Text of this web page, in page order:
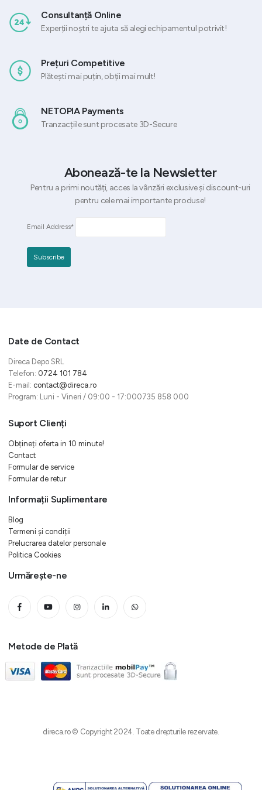
Consultanță Online
Experții noștri te ajuta să alegi echipamentul potrivit!
Prețuri Competitive
Plătești mai puțin, obții mai mult!
NETOPIA Payments
Tranzacțiile sunt procesate 3D-Secure
Abonează-te la Newsletter
Pentru a primi noutăți, acces la vânzări exclusive și discount-uri
pentru cele mai importante produse!
Email Address*
Date de Contact
Direca Depo SRL
Telefon: 0724 101 784
E-mail: contact@direca.ro
Program: Luni - Vineri / 09:00 - 17:000735 858 000
Suport Clienți
Obțineți oferta in 10 minute!
Contact
Formular de service
Formular de retur
Informații Suplimentare
Blog
Termeni și condiții
Prelucrarea datelor personale
Politica Cookies
Urmărește-ne
Metode de Plată
direca.ro © Copyright 2024. Toate drepturile rezervate.